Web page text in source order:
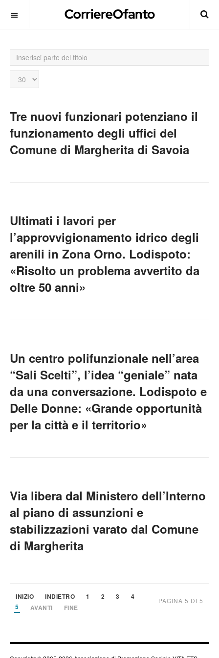
Inserisci
parte
del
titolo
Visualizza
n.
Tre nuovi funzionari potenziano il
funzionamento degli uffici del
Comune di Margherita di Savoia
Ultimati i lavori per
l’approvvigionamento idrico degli
arenili in Zona Orno. Lodispoto:
«Risolto un problema avvertito da
oltre 50 anni»
Un centro polifunzionale nell’area
“Sali Scelti”, l’idea “geniale” nata
da una conversazione. Lodispoto e
Delle Donne: «Grande opportunità
per la città e il territorio»
Via libera dal Ministero dell’Interno
al piano di assunzioni e
stabilizzazioni varato dal Comune
di Margherita
PAGINA 5 DI 5
INIZIO INDIETRO 1 2 3
4
5
AVANTI FINE